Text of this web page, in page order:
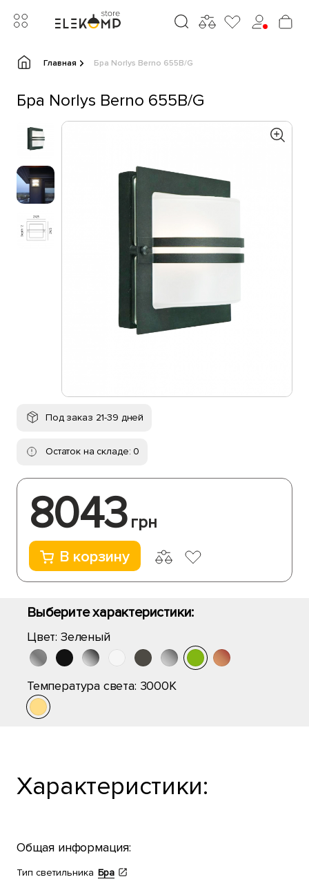
Главная Бра Norlys Berno 655B/G
Бра Norlys Berno 655B/G
Под заказ 21-39 дней
Остаток на складе: 0
8043 грн
В корзину
Выберите характеристики:
Цвет: Зеленый
Температура света: 3000K
Характеристики:
Общая информация:
Тип светильника Бра